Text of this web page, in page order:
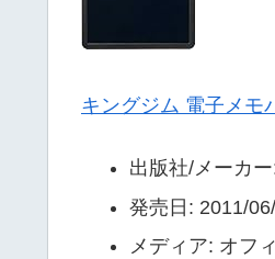
キングジム 電子メモ
出版社/メーカ
発売日: 2011/
メディア: オフ